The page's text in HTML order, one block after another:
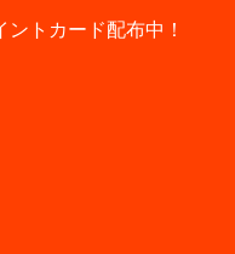
トカード配布中！